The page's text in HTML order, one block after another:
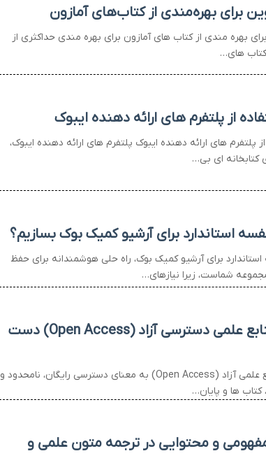
برای بهره‌مندی از کتاب‌های آمازون
بهره مندی از کتاب های آمازون برای بهره مندی حداکثری از
های…
از پلتفرم های ارائه دهنده ایبوک
پلتفرم های ارائه دهنده ایبوک پلتفرم های ارائه دهنده ایبوک،
کتابخانه ای بی…
استاندارد برای آرشیو کمیک بوک بسازیم؟
برای آرشیو کمیک بوک، راه حلی هوشمندانه برای حفظ
شماست، زیرا نیازهای…
چگونه به منابع علمی دسترسی آزاد (Open Access) دست
دسترسی به منابع علمی آزاد (Open Access) به معنای دسترسی رایگان، نامحدود و
کتاب ها و پایان…
و محتوایی در ترجمه متون علمی و